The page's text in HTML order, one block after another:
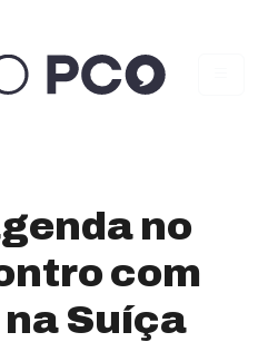
no
com
Suíça